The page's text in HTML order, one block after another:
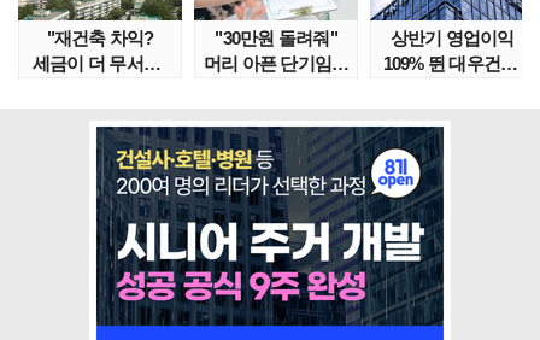
"재건축 차익?
세금이 더 무서워"
"30만원 돌려줘"
머리 아픈 단기임대
상반기 영업이익
109% 뛴 대우건설,